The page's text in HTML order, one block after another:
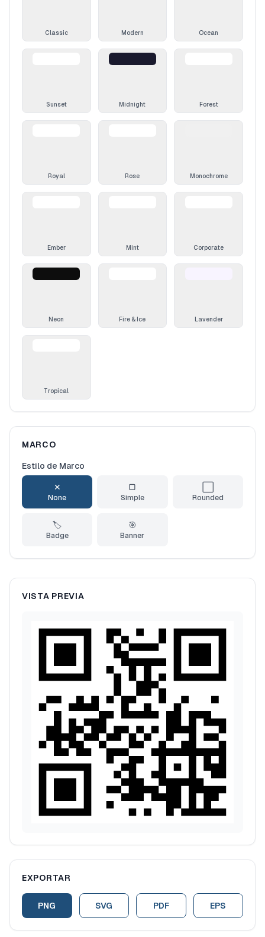
Classic Modern Ocean
Sunset Midnight Forest
Royal Rose Monochrome
Ember Mint Corporate
Neon Fire & Ice Lavender
Tropical
MARCO
Estilo de Marco
✕
None
▢
Simple Rounded
🏷️
Badge
🎯
Banner
VISTA PREVIA
EXPORTAR
PNG SVG PDF EPS